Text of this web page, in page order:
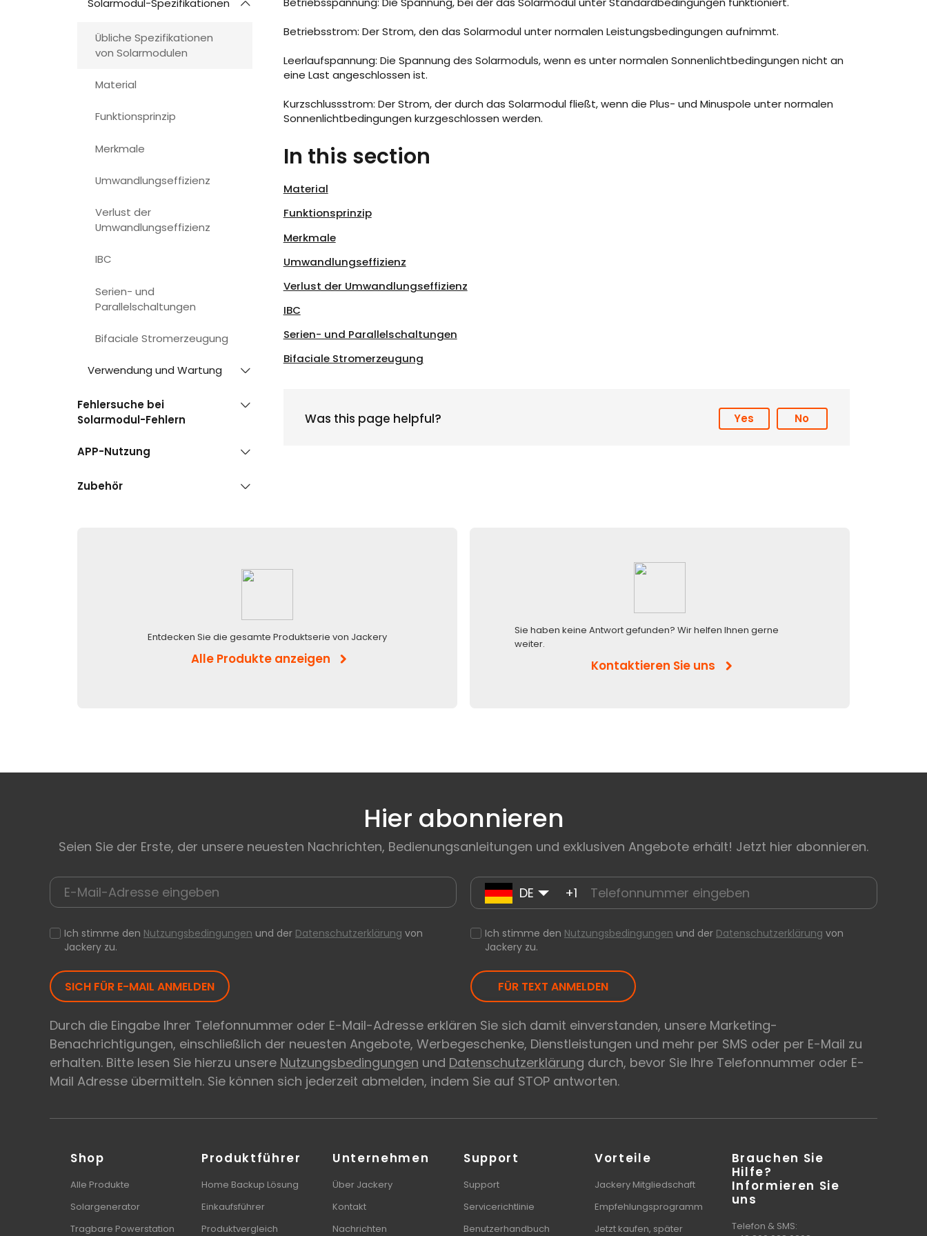
Solarmodul-Spezifikationen
Übliche Spezifikationen
von Solarmodulen
Material
Funktionsprinzip
Merkmale
Umwandlungseffizienz
Verlust der
Umwandlungseffizienz
IBC
Serien- und
Parallelschaltungen
Bifaciale Stromerzeugung
Verwendung und Wartung
Fehlersuche bei
Solarmodul-Fehlern
APP-Nutzung
Zubehör
Betriebsstrom: Der Strom, den das Solarmodul unter normalen Leistungsbedingungen aufnimmt.
Leerlaufspannung: Die Spannung des Solarmoduls, wenn es unter normalen Sonnenlichtbedingungen nicht an
eine Last angeschlossen ist.
Kurzschlussstrom: Der Strom, der durch das Solarmodul fließt, wenn die Plus- und Minuspole unter normalen
Sonnenlichtbedingungen kurzgeschlossen werden.
In this section
Material
Funktionsprinzip
Merkmale
Umwandlungseffizienz
Verlust der Umwandlungseffizienz
IBC
Serien- und Parallelschaltungen
Bifaciale Stromerzeugung
Was this page helpful? Yes No
Entdecken Sie die gesamte Produktserie von Jackery
Alle Produkte anzeigen
Sie haben keine Antwort gefunden? Wir helfen Ihnen gerne
weiter.
Kontaktieren Sie uns
Hier abonnieren
Seien Sie der Erste, der unsere neuesten Nachrichten, Bedienungsanleitungen und exklusiven Angebote erhält! Jetzt hier abonnieren.
Ich stimme den Nutzungsbedingungen und der Datenschutzerklärung von
Jackery zu.
SICH FÜR E-MAIL ANMELDEN
DE +1
Ich stimme den Nutzungsbedingungen und der Datenschutzerklärung von
Jackery zu.
FÜR TEXT ANMELDEN
Durch die Eingabe Ihrer Telefonnummer oder E-Mail-Adresse erklären Sie sich damit einverstanden, unsere Marketing-
Benachrichtigungen, einschließlich der neuesten Angebote, Werbegeschenke, Dienstleistungen und mehr per SMS oder per E-Mail zu
erhalten. Bitte lesen Sie hierzu unsere Nutzungsbedingungen und Datenschutzerklärung durch, bevor Sie Ihre Telefonnummer oder E-
Mail Adresse übermitteln. Sie können sich jederzeit abmelden, indem Sie auf STOP antworten.
Shop
Alle Produkte
Solargenerator
Tragbare Powerstation
Produktführer
Home Backup Lösung
Einkaufsführer
Produktvergleich
Unternehmen
Über Jackery
Kontakt
Nachrichten
Support
Support
Servicerichtlinie
Benutzerhandbuch
Vorteile
Jackery Mitgliedschaft
Empfehlungsprogramm
Jetzt kaufen, später
Brauchen Sie
Hilfe?
Informieren Sie
uns
Telefon & SMS: